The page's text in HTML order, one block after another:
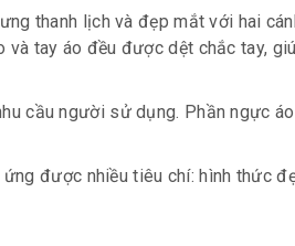
thanh lịch và đẹp mắt với hai
tay áo đều được dệt chắc tay,
cầu người sử dụng. Phần ngực
được nhiều tiêu chí: hình thức